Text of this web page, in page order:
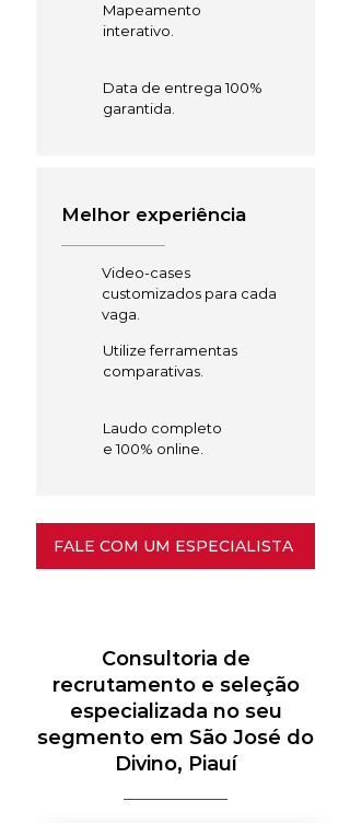
Mapeamento
interativo.
Data de entrega 100%
garantida.
Melhor experiência
Video-cases
customizados para cada
vaga.
Utilize ferramentas
comparativas.
Laudo completo
e 100% online.
FALE COM UM ESPECIALISTA
Consultoria de
recrutamento e seleção
especializada no seu
segmento em São José do
Divino, Piauí